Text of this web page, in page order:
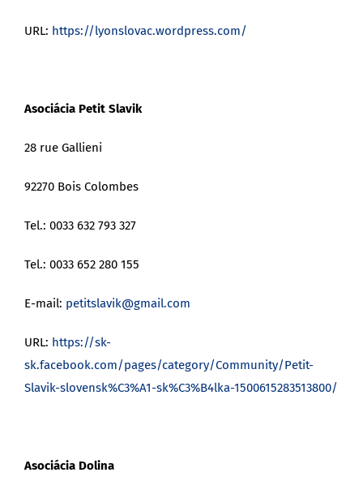
URL: https://lyonslovac.wordpress.com/
Asociácia Petit Slavik
28 rue Gallieni
92270 Bois Colombes
Tel.: 0033 632 793 327
Tel.: 0033 652 280 155
E-mail: petitslavik@gmail.com
URL: https://sk-
sk.facebook.com/pages/category/Community/Petit-
Slavik-slovensk%C3%A1-sk%C3%B4lka-1500615283513800/
Asociácia Dolina